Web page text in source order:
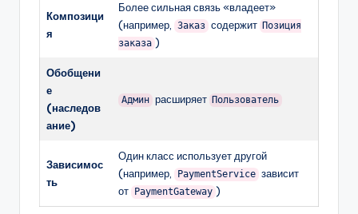
Композици
я
Более сильная связь «владеет»
(например, Заказ содержит Позиция
заказа )
Обобщени
е
(наследов
ание)
Админ расширяет Пользователь
Зависимос
ть
Один класс использует другой
(например,
PaymentService зависит
от
PaymentGateway )